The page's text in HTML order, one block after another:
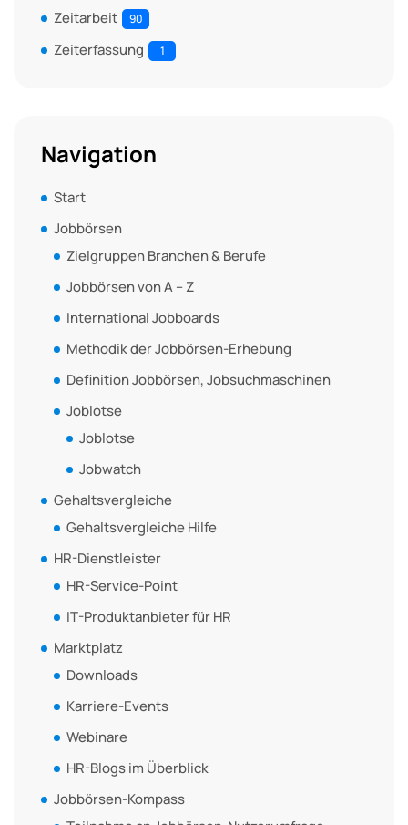
Zeitarbeit 90
Zeiterfassung 1
Navigation
Start
Jobbörsen
Zielgruppen Branchen & Berufe
Jobbörsen von A – Z
International Jobboards
Methodik der Jobbörsen-Erhebung
Definition Jobbörsen, Jobsuchmaschinen
Joblotse
Joblotse
Jobwatch
Gehaltsvergleiche
Gehaltsvergleiche Hilfe
HR-Dienstleister
HR-Service-Point
IT-Produktanbieter für HR
Marktplatz
Downloads
Karriere-Events
Webinare
HR-Blogs im Überblick
Jobbörsen-Kompass